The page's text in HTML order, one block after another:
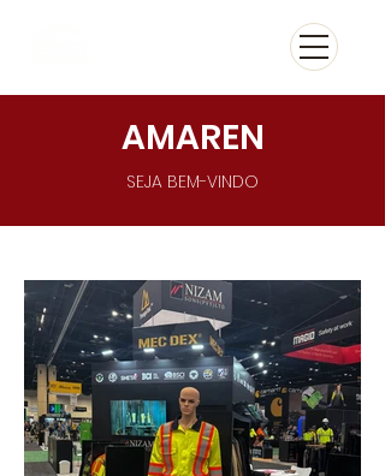
AMAREN
SEJA BEM-VINDO